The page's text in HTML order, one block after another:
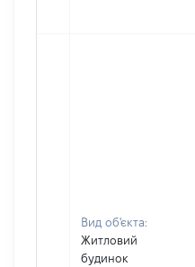
Вид об'єкта:
Житловий
будинок